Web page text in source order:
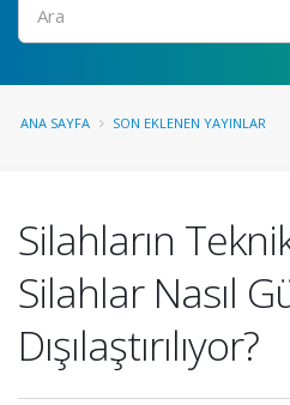
ANA SAYFA SON EKLENEN YAYINLAR
Silahların
Silahlar Nasıl
Dışılaştırılıyor?